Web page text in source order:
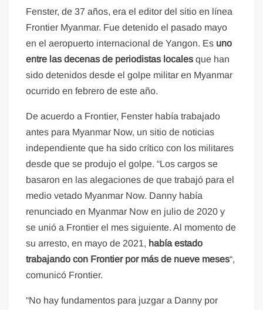
Fenster, de 37 años, era el editor del sitio en línea
Frontier Myanmar. Fue detenido el pasado mayo
en el aeropuerto internacional de Yangon. Es uno
entre las decenas de periodistas localesque han
sido detenidos desde el golpe militar en Myanmar
ocurrido en febrero de este año.
De acuerdo a Frontier, Fenster había trabajado
antes para Myanmar Now, un sitio de noticias
independiente que ha sido crítico con los militares
desde que se produjo el golpe. “Los cargos se
basaron en las alegaciones de que trabajó para el
medio vetado Myanmar Now. Danny había
renunciado en Myanmar Now en julio de 2020 y
se unió a Frontier el mes siguiente. Al momento de
su arresto, en mayo de 2021, había estado
trabajando con Frontier por más de nueve meses“,
comunicó Frontier.
“No hay fundamentos para juzgar a Danny por